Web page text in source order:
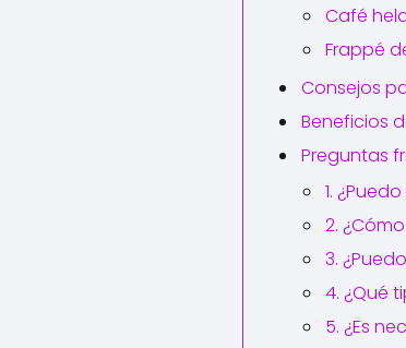
Café
Frappé
Consejos
Beneficios
Preguntas
1.
2.
3.
4. ¿Qué
5. ¿Es